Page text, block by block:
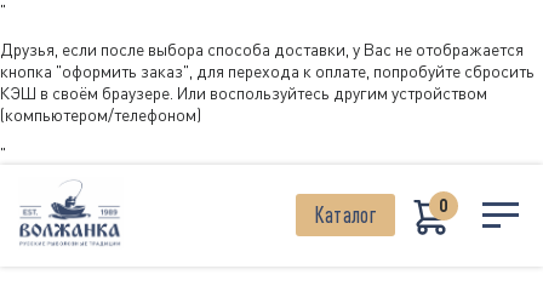
"
Друзья, если после выбора способа доставки, у Вас не отображается
кнопка "оформить заказ", для перехода к оплате, попробуйте сбросить
КЭШ в своём браузере. Или воспользуйтесь другим устройством
(компьютером/телефоном)
"
Каталог 0